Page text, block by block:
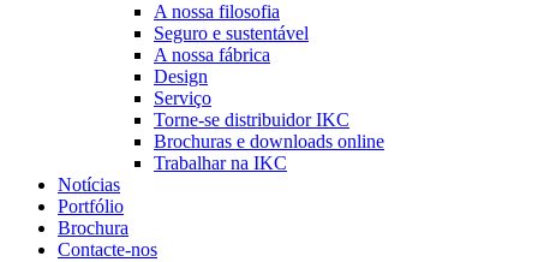
A nossa filosofia
Seguro e sustentável
A nossa fábrica
Design
Serviço
Torne-se distribuidor IKC
Brochuras e downloads online
Trabalhar na IKC
Notícias
Portfólio
Brochura
Contacte-nos